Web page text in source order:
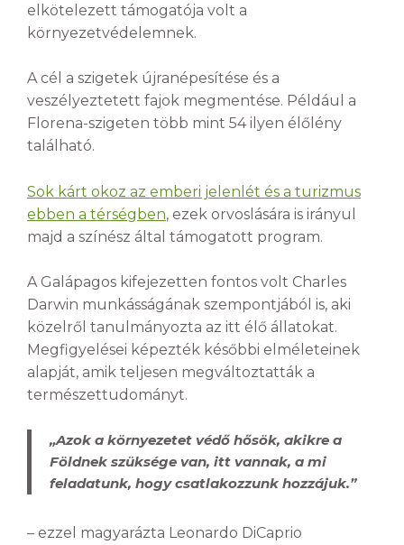
elkötelezett támogatója volt a
környezetvédelemnek.
A cél a szigetek újranépesítése és a
veszélyeztetett fajok megmentése. Például a
Florena-szigeten több mint 54 ilyen élőlény
található.
Sok kárt okoz az emberi jelenlét és a turizmus
ebben a térségben, ezek orvoslására is irányul
majd a színész által támogatott program.
A Galápagos kifejezetten fontos volt Charles
Darwin munkásságának szempontjából is, aki
közelről tanulmányozta az itt élő állatokat.
Megfigyelései képezték későbbi elméleteinek
alapját, amik teljesen megváltoztatták a
természettudományt.
„Azok a környezetet védő hősök, akikre a
Földnek szüksége van, itt vannak, a mi
feladatunk, hogy csatlakozzunk hozzájuk.”
– ezzel magyarázta Leonardo DiCaprio